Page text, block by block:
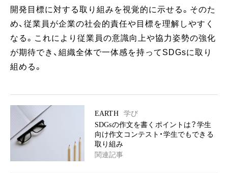
開発目標に対する取り組みを視覚的に示せる。そのた
め、従業員が企業の社会的責任や目標を理解しやすく
なる。これにより従業員の意識向上や協力姿勢の強化
が期待でき、組織全体で一体感を持ってSDGsに取り
組める。
EARTH
学び
SDGsの作文を書くポイントは？学生
向け作文コンテスト・学生でもできる
取り組み
関連記事